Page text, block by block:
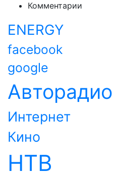
Комментарии
ENERGY
facebook
google
Авторадио
Интернет
Кино
НТВ